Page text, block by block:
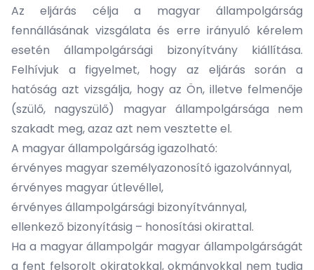
Az eljárás célja a magyar állampolgárság
fennállásának vizsgálata és erre irányuló kérelem
esetén állampolgársági bizonyítvány kiállítása.
Felhívjuk a figyelmet, hogy az eljárás során a
hatóság azt vizsgálja, hogy az Ön, illetve felmenője
(szülő, nagyszülő) magyar állampolgársága nem
szakadt meg, azaz azt nem vesztette el.
A magyar állampolgárság igazolható:
érvényes magyar személyazonosító igazolvánnyal,
érvényes magyar útlevéllel,
érvényes állampolgársági bizonyítvánnyal,
ellenkező bizonyításig – honosítási okirattal.
Ha a magyar állampolgár magyar állampolgárságát
a fent felsorolt okiratokkal, okmányokkal nem tudja